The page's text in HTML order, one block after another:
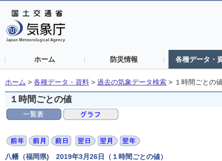
ホーム 防災情報 各種データ・
ホーム > 各種データ・資料 > 過去の気象データ検索 > １時間ごとの
１時間ごとの値
八幡（福岡県) 2019年3月26日（１時間ごとの値）